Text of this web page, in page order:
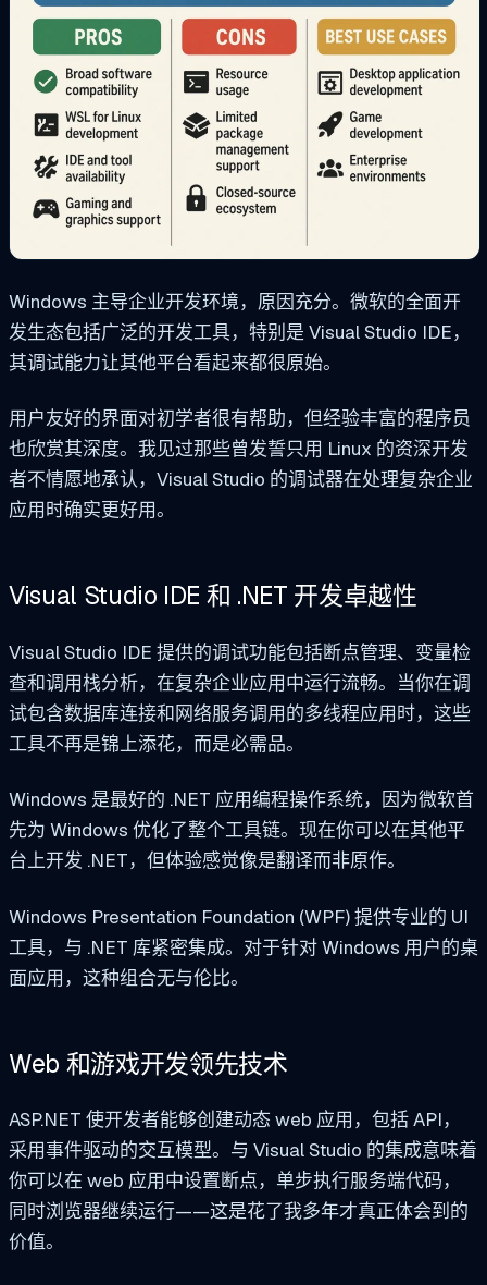
Windows 主导企业开发环境，原因充分。微软的全面开
发生态包括广泛的开发工具，特别是 Visual Studio IDE，
其调试能力让其他平台看起来都很原始。
用户友好的界面对初学者很有帮助，但经验丰富的程序员
也欣赏其深度。我见过那些曾发誓只用 Linux 的资深开发
者不情愿地承认，Visual Studio 的调试器在处理复杂企业
应用时确实更好用。
Visual Studio IDE 和 .NET 开发卓越性
Visual Studio IDE 提供的调试功能包括断点管理、变量检
查和调用栈分析，在复杂企业应用中运行流畅。当你在调
试包含数据库连接和网络服务调用的多线程应用时，这些
工具不再是锦上添花，而是必需品。
Windows 是最好的 .NET 应用编程操作系统，因为微软首
先为 Windows 优化了整个工具链。现在你可以在其他平
台上开发 .NET，但体验感觉像是翻译而非原作。
Windows Presentation Foundation (WPF) 提供专业的 UI
工具，与 .NET 库紧密集成。对于针对 Windows 用户的桌
面应用，这种组合无与伦比。
Web 和游戏开发领先技术
ASP.NET 使开发者能够创建动态 web 应用，包括 API，
采用事件驱动的交互模型。与 Visual Studio 的集成意味着
你可以在 web 应用中设置断点，单步执行服务端代码，
同时浏览器继续运行——这是花了我多年才真正体会到的
价值。